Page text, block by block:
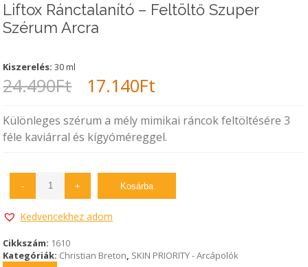
Liftox Ránctalanító – Feltöltő Szuper
Szérum Arcra
Kiszerelés: 30 ml
24.490Ft
Original
was:
17.140Ft
price
is:
Különleges szérum a mély mimikai ráncok feltöltésére 3
féle kaviárral és kígyóméreggel.
- + Kosárba
Kedvencekhez adom
Cikkszám: 1610
Kategóriák: Christian Breton, SKIN PRIORITY - Arcápolók